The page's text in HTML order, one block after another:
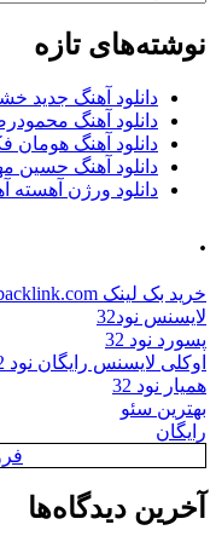
نوشته‌های تازه
دانلود آهنگ جدید
دانلود آهنگ
دانلود آهنگ هومان
دانلود آهنگ حسین
دانلود ورژن آهسته
.
خرید بک لینک behtarinbacklink.com
لایسنس نود32
پسورد نود 32
اوکلی لایسنس رایگان نود 32
همیار نود 32
بهترین سئو
رایگان
آخرین دیدگاه‌ها